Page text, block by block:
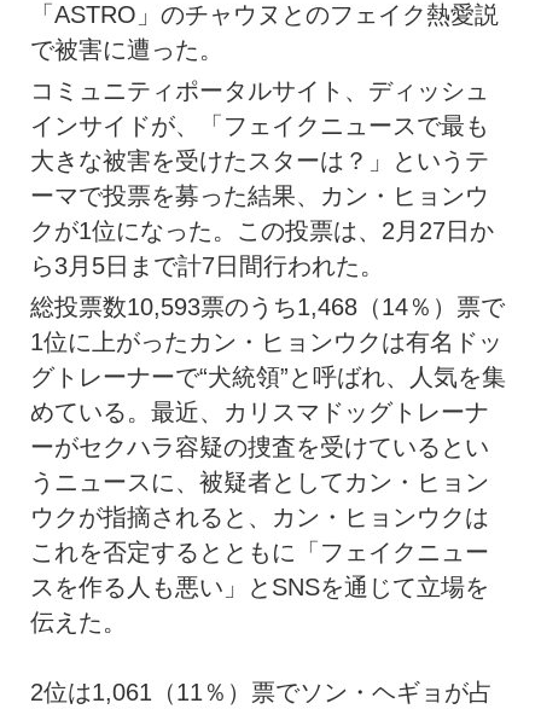
「ASTRO」のチャウヌとのフェイク熱愛説
で被害に遭った。
コミュニティポータルサイト、ディッシュ
インサイドが、「フェイクニュースで最も
大きな被害を受けたスターは？」というテ
ーマで投票を募った結果、カン・ヒョンウ
クが1位になった。この投票は、2月27日か
ら3月5日まで計7日間行われた。
総投票数10,593票のうち1,468（14％）票で
1位に上がったカン・ヒョンウクは有名ドッ
グトレーナーで“犬統領”と呼ばれ、人気を集
めている。最近、カリスマドッグトレーナ
ーがセクハラ容疑の捜査を受けているとい
うニュースに、被疑者としてカン・ヒョン
ウクが指摘されると、カン・ヒョンウクは
これを否定するとともに「フェイクニュー
スを作る人も悪い」とSNSを通じて立場を
伝えた。
2位は1,061（11％）票でソン・ヘギョが占